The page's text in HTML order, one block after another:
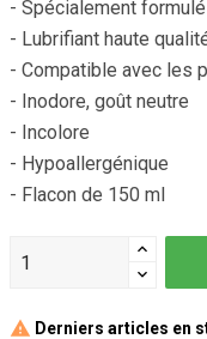
- Spécialement
- Lubrifiant haute
- Compatible avec les
- Inodore, goût neutre
- Incolore
- Hypoallergénique
- Flacon de 150 ml
Derniers articles en